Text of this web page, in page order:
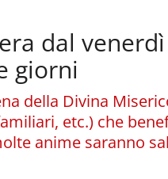
dal
giorni
della Divina
etc.) che
anime saranno